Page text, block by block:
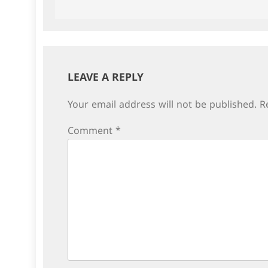
LEAVE A REPLY
Your email address will not be published.
Comment *